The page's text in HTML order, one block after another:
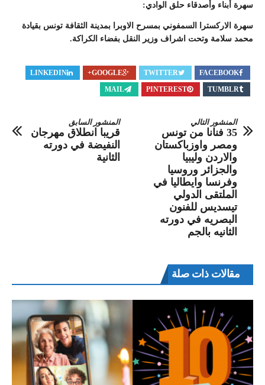
سهرة أبناء وأصدقاء حلق الوادي:
سهرة الاركسترا السمفوني بمسرح الاوبرا بمدينة الثقافة تونس بقيادة
محمد سلامة وتحت اشراف وزير النقل بفضاء الكراكة.
FACEBOOK
TWITTER
GOOGLE+
LINKEDIN
TUMBLR
PINTEREST
MAIL
المنشور السابق
قريبا انطلاق مهرجان
النفيضة في دورته
الثانية
المنشور التالي
35 فنانا من تونس
ومصر واوزباكستان
والاردن وليبيا
والجزائر وروسيا
وفرنسا وايطاليا في
الملتقى الدولي
تيسديس للفنون
البصريه في دورته
الثانيه بالجم
مقالات ذات صلة